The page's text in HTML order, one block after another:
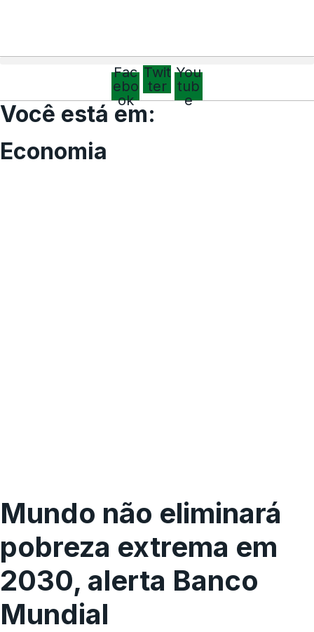
Fac
ebo
ok
Twit
ter
You
tub
e
Você está em:
Economia
Mundo não eliminará
pobreza extrema em
2030, alerta Banco
Mundial